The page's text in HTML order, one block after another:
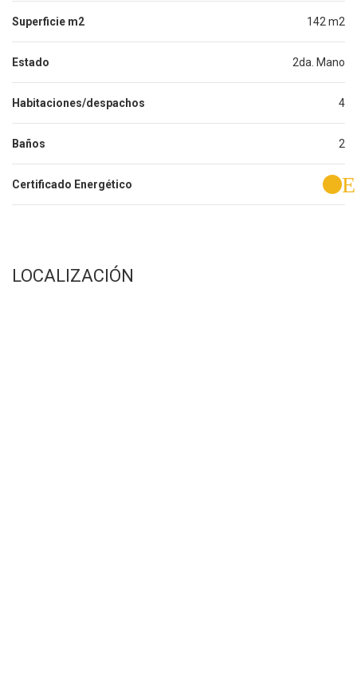
Superficie m2 142 m2
Estado 2da. Mano
Habitaciones/despachos 4
Baños 2
Certificado Energético E
LOCALIZACIÓN